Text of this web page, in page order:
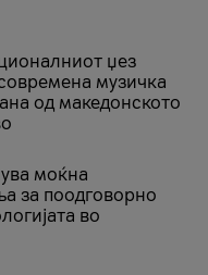
џез
музичка
од македонското
моќна
за поодговорно
во